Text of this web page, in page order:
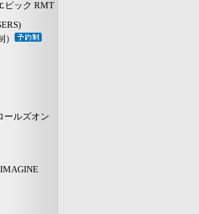
ピック RMT
ールズオン